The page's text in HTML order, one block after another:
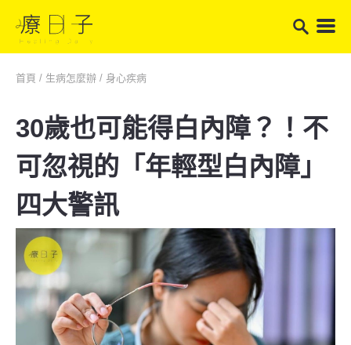
首頁 / 生病怎麼辦 / 身心疾病
30歲也可能得白內障？！不
可忽視的「年輕型白內障」
四大警訊